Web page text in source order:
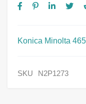
Konica Minolta
SKU N2P1273